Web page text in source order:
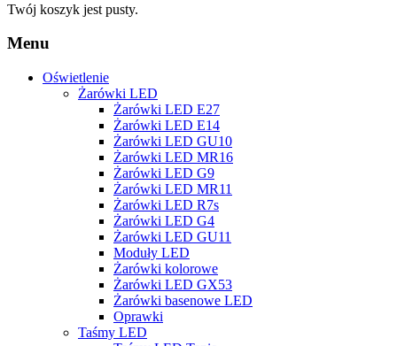
Twój koszyk jest pusty.
Menu
Oświetlenie
Żarówki LED
Żarówki LED E27
Żarówki LED E14
Żarówki LED GU10
Żarówki LED MR16
Żarówki LED G9
Żarówki LED MR11
Żarówki LED R7s
Żarówki LED G4
Żarówki LED GU11
Moduły LED
Żarówki kolorowe
Żarówki LED GX53
Żarówki basenowe LED
Oprawki
Taśmy LED